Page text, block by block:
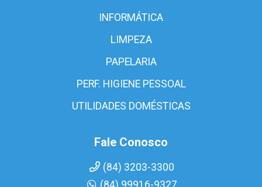
INFORMÁTICA
LIMPEZA
PAPELARIA
PERF. HIGIENE PESSOAL
UTILIDADES DOMÉSTICAS
Fale Conosco
(84) 3203-3300
(84) 99916-9327